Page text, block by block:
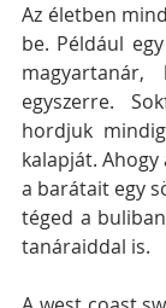
Az életben
be. Például
magyartanár,
egyszerre.
hordjuk
kalapját.
a barátait egy
téged a
tanáraiddal is.